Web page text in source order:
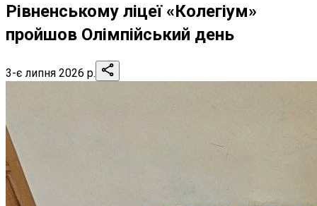
Рівненському ліцеї «Колегіум»
пройшов Олімпійський день
3-є липня 2026 р.